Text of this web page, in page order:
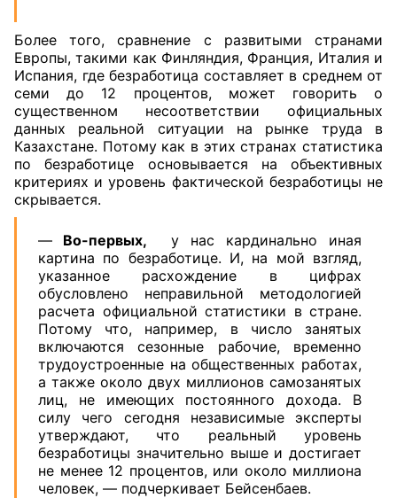
Более того, сравнение с развитыми странами
Европы, такими как Финляндия, Франция, Италия и
Испания, где безработица составляет в среднем от
семи до 12 процентов, может говорить о
существенном несоответствии официальных
данных реальной ситуации на рынке труда в
Казахстане. Потому как в этих странах статистика
по безработице основывается на объективных
критериях и уровень фактической безработицы не
скрывается.
— Во-первых,
у нас кардинально иная
картина по безработице. И, на мой взгляд,
указанное расхождение в цифрах
обусловлено неправильной методологией
расчета официальной статистики в стране.
Потому что, например, в число занятых
включаются сезонные рабочие, временно
трудоустроенные на общественных работах,
а также около двух миллионов самозанятых
лиц, не имеющих постоянного дохода. В
силу чего сегодня независимые эксперты
утверждают, что реальный уровень
безработицы значительно выше и достигает
не менее 12 процентов, или около миллиона
человек, — подчеркивает Бейсенбаев.